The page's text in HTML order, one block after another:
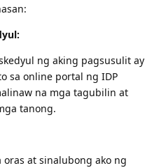
ng aking pagsusulit ay
sa online portal ng IDP
na mga tagubilin at
tanong.
oras at sinalubong ako ng